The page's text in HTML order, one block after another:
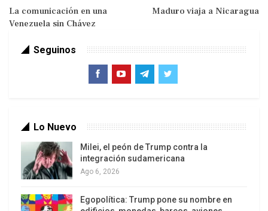
El comandante sabía que su destino estaba
bolivariano que desencadenaría su muerte
prematura, no solo las promovidas por el imperio
sino también las promovidas por la inmadurez
ideológica y política de muchos camaradas que
La comunicación en una
Venezuela sin Chávez
Maduro viaja a Nicaragua
Seguinos
Lo Nuevo
Milei, el peón de Trump contra la
integración sudamericana
Ago 6, 2026
Egopolítica: Trump pone su nombre en